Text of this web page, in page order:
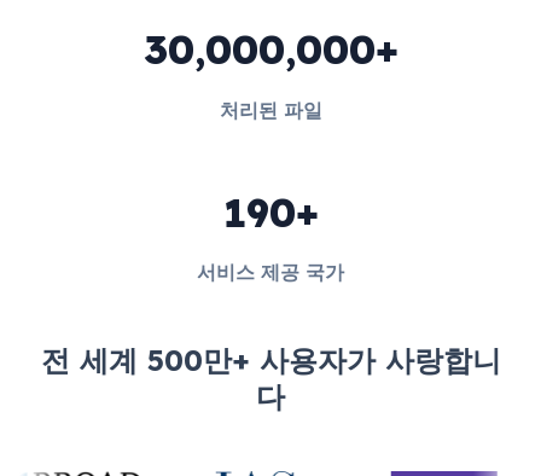
30,000,000+
처리된 파일
190+
서비스 제공 국가
전 세계 500만+ 사용자가 사랑합니
다